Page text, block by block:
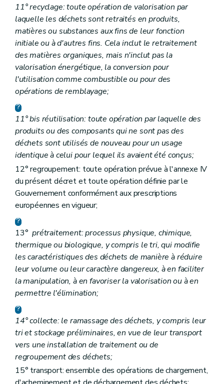
11° recyclage: toute opération de valorisation par
laquelle les déchets sont retraités en produits,
matières ou substances aux fins de leur fonction
initiale ou à d'autres fins. Cela inclut le retraitement
des matières organiques, mais n'inclut pas la
valorisation énergétique, la conversion pour
l'utilisation comme combustible ou pour des
opérations de remblayage;
11°bis réutilisation: toute opération par laquelle des
produits ou des composants qui ne sont pas des
déchets sont utilisés de nouveau pour un usage
identique à celui pour lequel ils avaient été conçus;
12° regroupement: toute opération prévue à l'annexe IV
du présent décret et toute opération définie par le
Gouvernement conformément aux prescriptions
européennes en vigueur;
13°prétraitement: processus physique, chimique,
thermique ou biologique, y compris le tri, qui modifie
les caractéristiques des déchets de manière à réduire
leur volume ou leur caractère dangereux, à en faciliter
la manipulation, à en favoriser la valorisation ou à en
permettre l'élimination;
14° collecte: le ramassage des déchets, y compris leur
tri et stockage préliminaires, en vue de leur transport
vers une installation de traitement ou de
regroupement des déchets;
15° transport: ensemble des opérations de chargement,